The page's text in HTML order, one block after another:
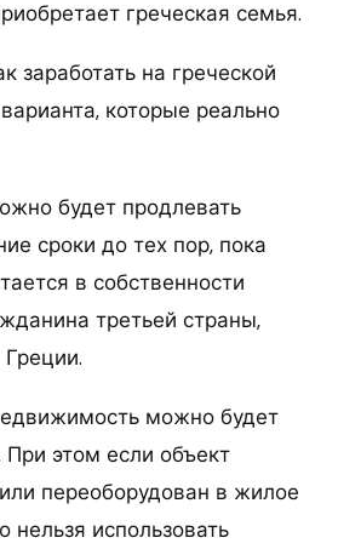
греческая семья.
заработать на греческой
которые реально
будет продлевать
сроки до тех пор, пока
в собственности
третьей страны,
можно будет
При этом если объект
переоборудован в жилое
нельзя использовать